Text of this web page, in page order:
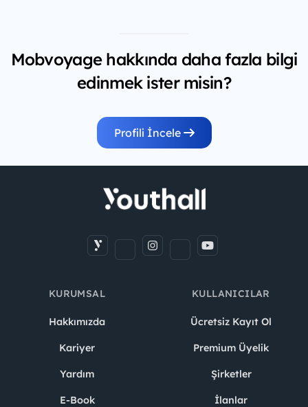
Mobvoyage hakkında daha fazla bilgi
edinmek ister misin?
Profili İncele
KURUMSAL
Hakkımızda
Kariyer
Yardım
E-Book
KULLANICILAR
Ücretsiz Kayıt Ol
Premium Üyelik
Şirketler
İlanlar